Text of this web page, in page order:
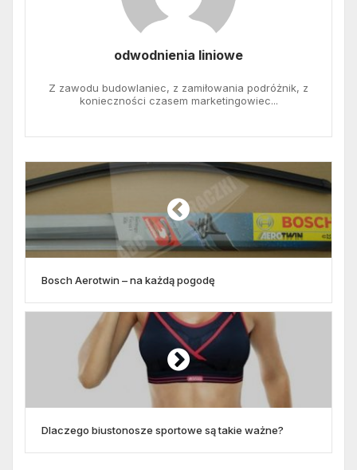
odwodnienia liniowe
Z zawodu budowlaniec, z zamiłowania podróżnik, z
konieczności czasem marketingowiec...
Bosch Aerotwin – na każdą pogodę
Dlaczego biustonosze sportowe są takie ważne?